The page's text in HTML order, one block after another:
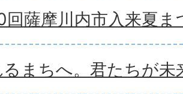
回薩摩川内市入来夏ま
まちへ。君たちが未